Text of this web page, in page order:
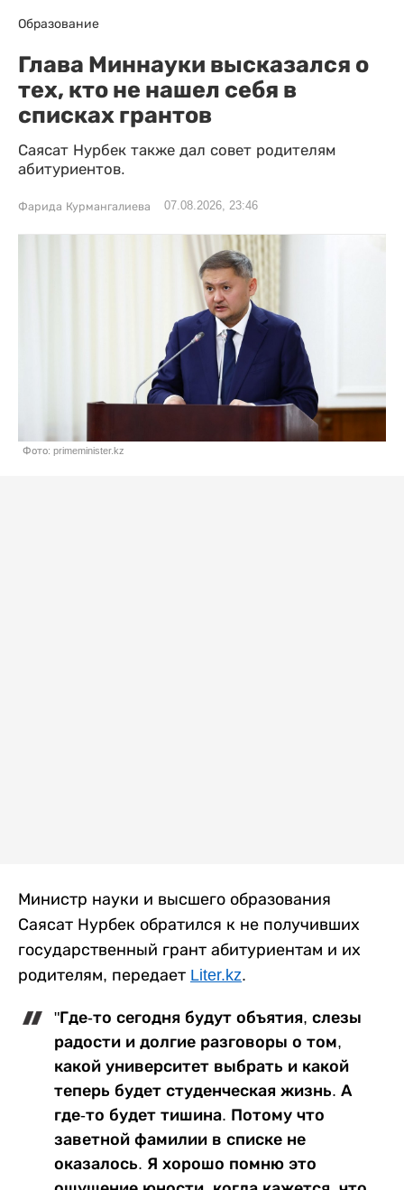
Образование
Глава Миннауки высказался о
тех, кто не нашел себя в
списках грантов
Саясат Нурбек также дал совет родителям
абитуриентов.
Фарида Курмангалиева 07.08.2026, 23:46
Фото: primeminister.kz
Министр науки и высшего образования
Саясат Нурбек обратился к не получивших
государственный грант абитуриентам и их
родителям, передает Liter.kz.
"Где-то сегодня будут объятия, слезы
радости и долгие разговоры о том,
какой университет выбрать и какой
теперь будет студенческая жизнь. А
где-то будет тишина. Потому что
заветной фамилии в списке не
оказалось. Я хорошо помню это